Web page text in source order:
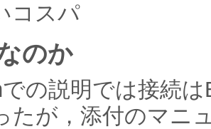
コスパ
のか
の説明では接続
たが，添付のマニ